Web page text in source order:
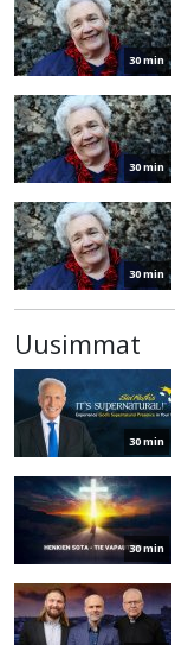
30 min
30 min
30 min
Uusimmat
30 min
30 min